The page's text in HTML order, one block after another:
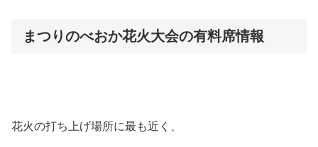
まつりのべおか花火大会の有料席情報
花火の打ち上げ場所に最も近く、